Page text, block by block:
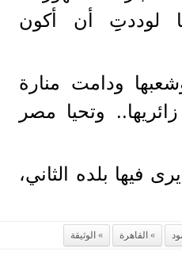
لوددتِِِ أن أكون
ودامت منارة
وتحيا مصر
فيها بلده الثاني،
القاهرة الوثيقة